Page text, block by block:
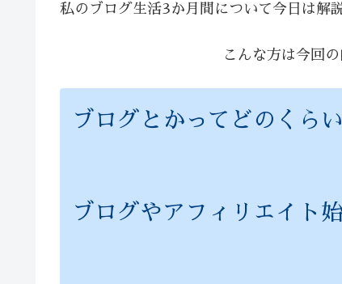
私のブログ生活3か月間について今日は解
こんな方は今回
ブログとかってどのくら
ブログやアフィリエイト